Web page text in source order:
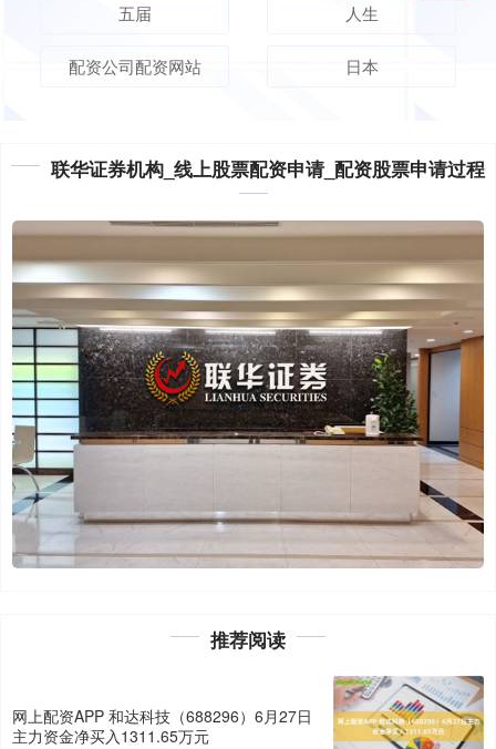
五届 人生
配资公司配资网站 日本
联华证券机构_线上股票配资申请_配资股票申请过程
推荐阅读
网上配资APP 和达科技（688296）6月27日
主力资金净买入1311.65万元